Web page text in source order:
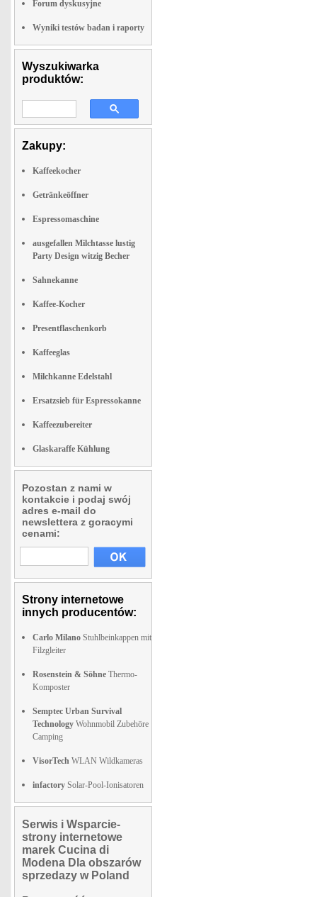
Forum dyskusyjne
Wyniki testów badan i raporty
Wyszukiwarka
produktów:
Zakupy:
Kaffeekocher
Getränkeöffner
Espressomaschine
ausgefallen Milchtasse lustig
Party Design witzig Becher
Sahnekanne
Kaffee-Kocher
Presentflaschenkorb
Kaffeeglas
Milchkanne Edelstahl
Ersatzsieb für Espressokanne
Kaffeezubereiter
Glaskaraffe Kühlung
Pozostan z nami w
kontakcie i podaj swój
adres e-mail do
newslettera z goracymi
cenami:
Strony internetowe
innych producentów:
Carlo Milano Stuhlbeinkappen mit
Filzgleiter
Rosenstein & Söhne Thermo-
Komposter
Semptec Urban Survival
Technology Wohnmobil Zubehöre
Camping
VisorTech WLAN Wildkameras
infactory Solar-Pool-Ionisatoren
Serwis i Wsparcie-
strony internetowe
marek Cucina di
Modena Dla obszarów
sprzedazy w Poland